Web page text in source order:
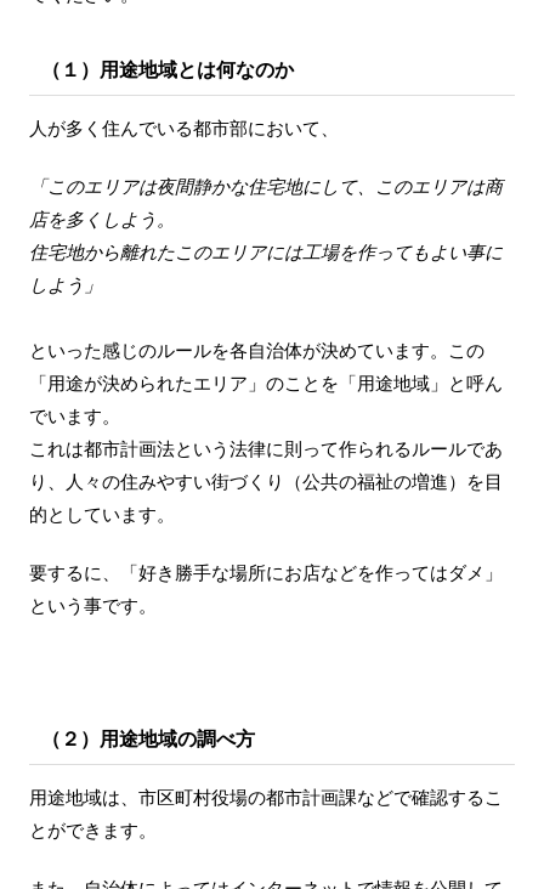
（１）用途地域とは何なのか
人が多く住んでいる都市部において、
「このエリアは夜間静かな住宅地にして、このエリアは商
店を多くしよう。
住宅地から離れたこのエリアには工場を作ってもよい事に
しよう」
といった感じのルールを各自治体が決めています。この
「用途が決められたエリア」のことを「用途地域」と呼ん
でいます。
これは都市計画法という法律に則って作られるルールであ
り、人々の住みやすい街づくり（公共の福祉の増進）を目
的としています。
要するに、「好き勝手な場所にお店などを作ってはダメ」
という事です。
（２）用途地域の調べ方
用途地域は、市区町村役場の都市計画課などで確認するこ
とができます。